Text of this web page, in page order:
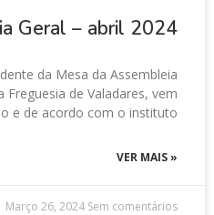
Geral – abril 2024
da Mesa da Assembleia
Freguesia de Valadares, vem
e de acordo com o instituto
VER MAIS »
Março 26, 2024 Sem comentários